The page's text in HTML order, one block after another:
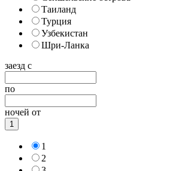
Таиланд
Турция
Узбекистан
Шри-Ланка
заезд с
по
ночей от
1
1
2